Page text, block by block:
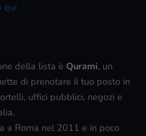
qui
della lista è Qurami, un
di prenotare il tuo posto in
uffici pubblici, negozi e
a Roma nel 2011 e in poco